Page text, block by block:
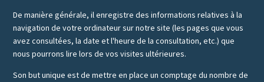
De manière générale, il enregistre des informations relatives à la
navigation de votre ordinateur sur notre site (les pages que vous
avez consultées, la date et l'heure de la consultation, etc.) que
nous pourrons lire lors de vos visites ultérieures.
Son but unique est de mettre en place un comptage du nombre de